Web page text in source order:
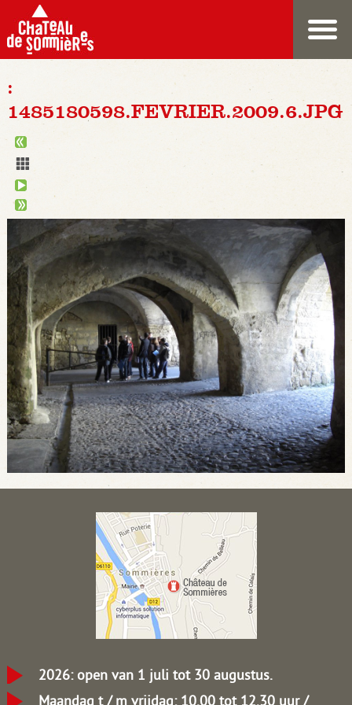
:
1485180598.FEVRIER.2009.6.JPG
2026: open van 1 juli tot 30 augustus.
Maandag t / m vrijdag: 10.00 tot 12.30 uur /